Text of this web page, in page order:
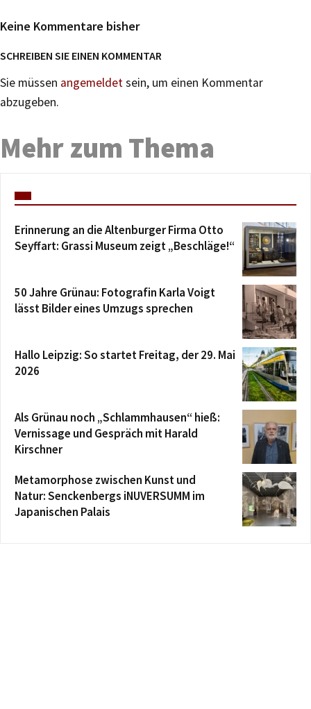
Keine Kommentare bisher
SCHREIBEN SIE EINEN KOMMENTAR
Sie müssen angemeldetsein, um einen Kommentar
abzugeben.
Mehr zum Thema
Erinnerung an die Altenburger Firma Otto
Seyffart: Grassi Museum zeigt „Beschläge!“
50 Jahre Grünau: Fotografin Karla Voigt
lässt Bilder eines Umzugs sprechen
Hallo Leipzig: So startet Freitag, der 29. Mai
2026
Als Grünau noch „Schlammhausen“ hieß:
Vernissage und Gespräch mit Harald
Kirschner
Metamorphose zwischen Kunst und
Natur: Senckenbergs iNUVERSUMM im
Japanischen Palais